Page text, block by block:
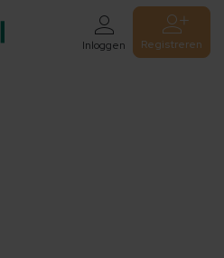
Inloggen Registreren